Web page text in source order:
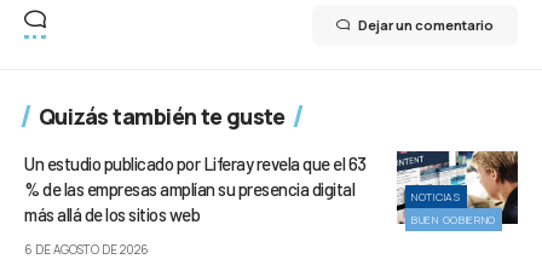
Dejar un comentario
Quizás también te guste
NOTICIAS
BUEN GOBIERNO
Un estudio publicado por Liferay revela que el 63
% de las empresas amplían su presencia digital
más allá de los sitios web
6 DE AGOSTO DE 2026